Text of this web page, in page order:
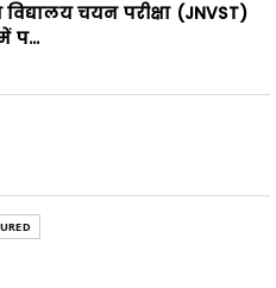
चयन परीक्षा (JNVST)
प...